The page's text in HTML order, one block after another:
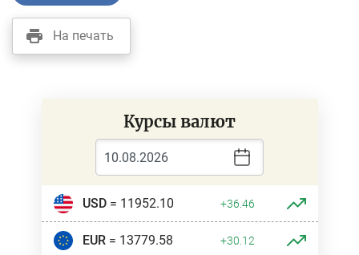
На печать
Курсы валют
USD= 11952.10 +36.46
EUR= 13779.58 +30.12